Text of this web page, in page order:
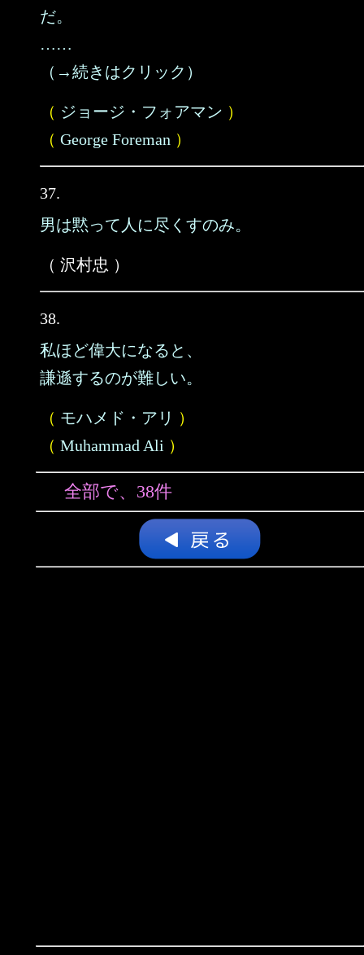
だ。
……
（→続きはクリック）
（ ジョージ・フォアマン ）
（ George Foreman ）
37.
男は黙って人に尽くすのみ。
（ 沢村忠 ）
38.
私ほど偉大になると、
謙遜するのが難しい。
（ モハメド・アリ ）
（ Muhammad Ali ）
全部で、38件